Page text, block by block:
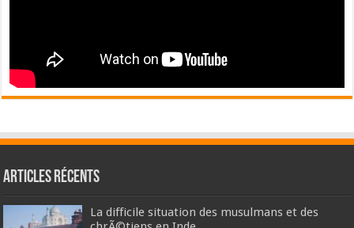
Articles récents
La difficile situation des musulmans et des